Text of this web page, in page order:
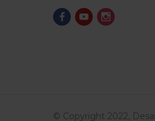
© Copyright 2022,